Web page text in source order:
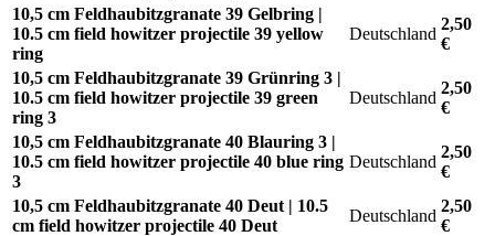
10,5 cm Feldhaubitzgranate 39 Gelbring |
10.5 cm field howitzer projectile 39 yellow
ring
Deutschland
2,50
€
10,5 cm Feldhaubitzgranate 39 Grünring 3 |
10.5 cm field howitzer projectile 39 green
ring 3
Deutschland
2,50
€
10,5 cm Feldhaubitzgranate 40 Blauring 3 |
10.5 cm field howitzer projectile 40 blue ring
3
Deutschland
2,50
€
10,5 cm Feldhaubitzgranate 40 Deut | 10.5
cm field howitzer projectile 40 Deut
Deutschland
2,50
€